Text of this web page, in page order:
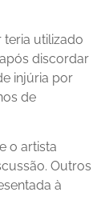
utilizado
discordar
injúria por
de
o artista
Outros
à